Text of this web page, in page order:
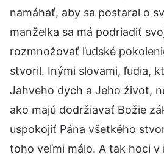
namáhať, aby sa postaral o
manželka sa má podriadiť
rozmnožovať ľudské
stvoril. Inými slovami, ľudia,
Jahveho dych a Jeho život,
ako majú dodržiavať Božie
uspokojiť Pána všetkého
toho veľmi málo. A tak hoci v